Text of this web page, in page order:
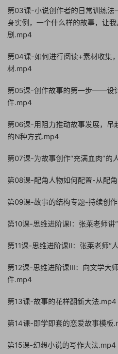
第03课-小说创作者的日常训练
身实例，一个什么样的故事，让
剧.mp4
第04课-如何进行阅读+素材收集
材.mp4
第05课-创作故事的第一步——设
件.mp4
第06课-用阻力推动故事发展，
的N种方式.mp4
第07课-为故事创作“充满血肉”
第08课-配角人物如何配置-从配
第09课-故事的结构专题-持续创
第10课-思维进阶课I：张莱老师讲
第11课-思维进阶课II：张莱老师“
第12课-思维进阶课III：向文学大
件.mp4
第13课-故事的花样翻新大法.mp4
第14课-即学即套的恋爱故事模板
第15课-幻想小说的写作大法.mp4